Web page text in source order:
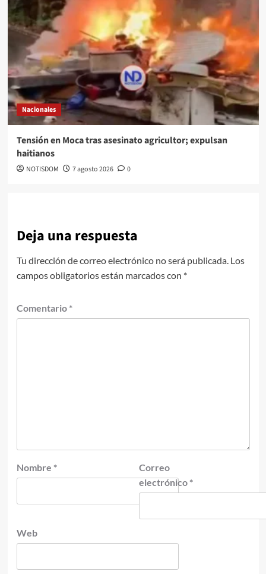
Nacionales
Tensión en Moca tras asesinato agricultor; expulsan
haitianos
NOTISDOM 7 agosto 2026 0
Deja una respuesta
Tu dirección de correo electrónico no será publicada. Los
campos obligatorios están marcados con *
Comentario *
Nombre *
Correo
electrónico *
Web